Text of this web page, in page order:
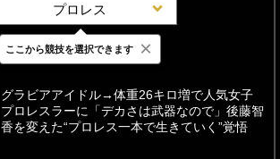
プロレス
最新 24時間 週間
グラビアアイドル→体重26キロ増で人気女子
プロレスラーに「デカさは武器なので」後藤智
香を変えた“プロレス一本で生きていく”覚悟
ここから競技を選択できます ×